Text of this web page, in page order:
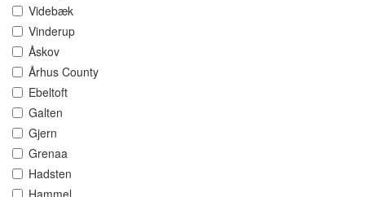
Videbæk
Vinderup
Åskov
Århus County
Ebeltoft
Galten
Gjern
Grenaa
Hadsten